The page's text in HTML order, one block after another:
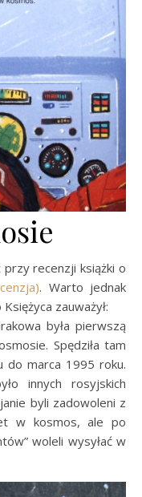
recenzji książki o
. Warto jednak
zauważył:
była pierwszą
Spędziła tam
do marca 1995 roku.
innych rosyjskich
byli zadowoleni z
w kosmos, ale po
woleli wysyłać w